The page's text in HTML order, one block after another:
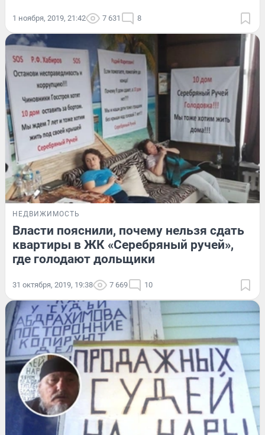
1 ноября, 2019, 21:42 7 631 8
НЕДВИЖИМОСТЬ
Власти пояснили, почему нельзя сдать
квартиры в ЖК «Серебряный ручей»,
где голодают дольщики
31 октября, 2019, 19:38 7 669 10